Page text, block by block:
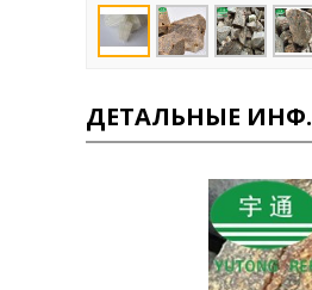
ДЕТАЛЬНЫЕ ИНФ.